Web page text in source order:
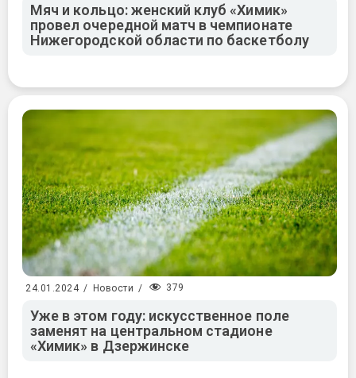
Мяч и кольцо: женский клуб «Химик»
провел очередной матч в чемпионате
Нижегородской области по баскетболу
24.01.2024 / Новости / 379
Уже в этом году: искусственное поле
заменят на центральном стадионе
«Химик» в Дзержинске